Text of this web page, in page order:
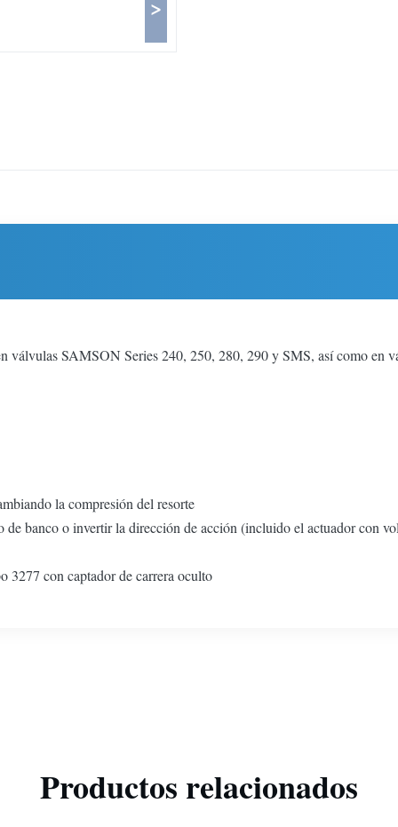
>
válvulas SAMSON Series 240, 250, 280, 290 y SMS, así como
la compresión del resorte
de banco o invertir la dirección de acción (incluido el actuador con
3277 con captador de carrera oculto
Productos relacionados